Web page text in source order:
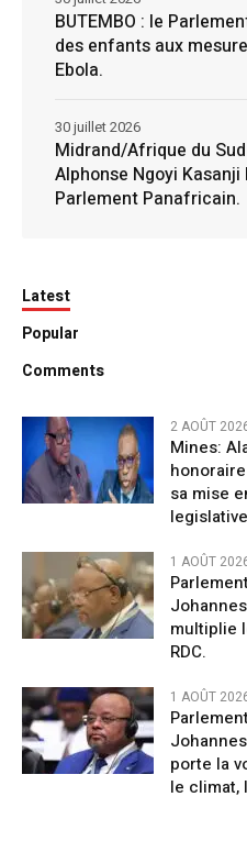
BUTEMBO : le
des enfants aux
Ebola.
Midrand/Afrique du
Alphonse Ngoyi
Parlement Panafricain.
30 juillet 2026
Latest
Popular
Comments
2 AOÛT
Mines:
sa mise
1 AOÛT
multiplie
RDC.
1 AOÛT
porte la
le climat,